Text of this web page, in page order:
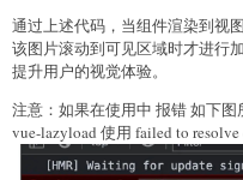
通过上述代码，当组件渲染到视
该图片滚动到可见区域时才进行
提升用户的视觉体验。
注意：如果在使用中 报错 如下图
vue-lazyload 使用 failed to